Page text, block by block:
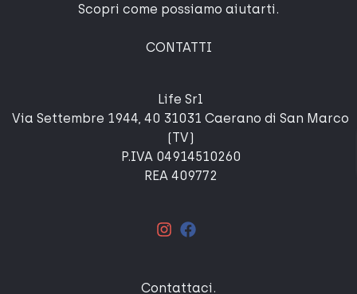
Scopri come possiamo aiutarti.
CONTATTI
Life Srl
Via Settembre 1944, 40 31031 Caerano di San Marco
(TV)
P.IVA 04914510260
REA 409772
Contattaci .